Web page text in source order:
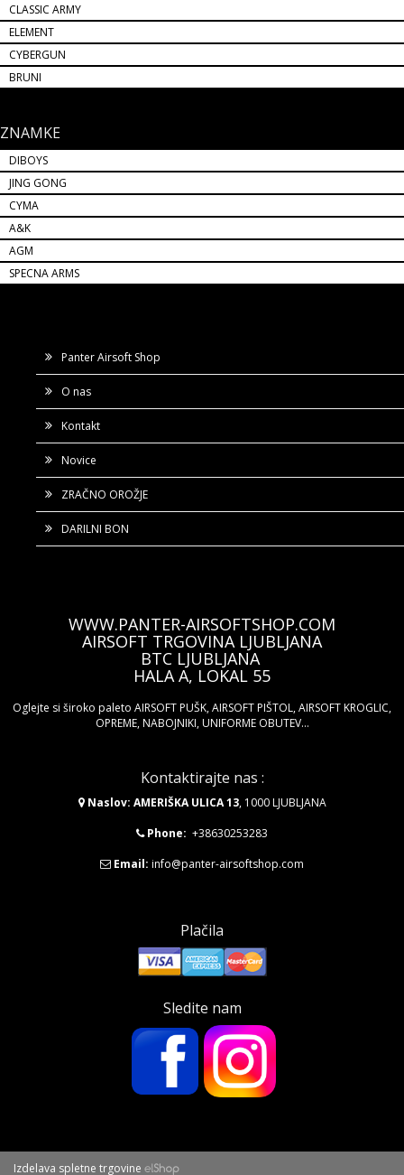
CLASSIC ARMY
ELEMENT
CYBERGUN
BRUNI
ZNAMKE
DIBOYS
JING GONG
CYMA
A&K
AGM
SPECNA ARMS
Panter Airsoft Shop
O nas
Kontakt
Novice
ZRAČNO OROŽJE
DARILNI BON
WWW.PANTER-AIRSOFTSHOP.COM
AIRSOFT TRGOVINA LJUBLJANA
BTC LJUBLJANA
HALA A, LOKAL 55
Oglejte si široko paleto AIRSOFT PUŠK, AIRSOFT PIŠTOL, AIRSOFT KROGLIC,
OPREME, NABOJNIKI, UNIFORME OBUTEV...
Kontaktirajte nas :
Naslov: AMERIŠKA ULICA 13, 1000 LJUBLJANA
Phone: +38630253283
Email: info@panter-airsoftshop.com
Plačila
Sledite nam
Izdelava spletne trgovine